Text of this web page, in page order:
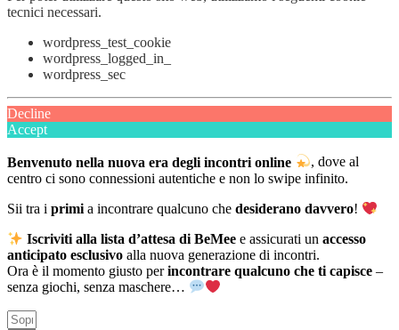
tecnici necessari.
wordpress_test_cookie
wordpress_logged_in_
wordpress_sec
Decline
Accept
Benvenuto nella nuova era degli incontri online
, dove al
centro ci sono connessioni autentiche e non lo swipe infinito.
Sii tra i primi a incontrare qualcuno che desiderano davvero!
Iscriviti alla lista d’attesa di BeMee e assicurati unaccesso
anticipato esclusivo alla nuova generazione di incontri.
Ora è il momento giusto perincontrare qualcuno che ti capisce –
senza giochi, senza maschere…